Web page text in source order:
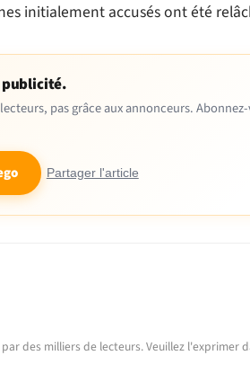
initialement accusés ont été
publicité.
pas grâce aux annonceurs.
Partager l'article
des milliers de lecteurs. Veuillez l'exprimer